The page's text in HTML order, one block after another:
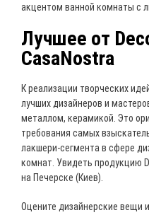
акцентом ванной комнаты с
Лучшее от
CasaNostra
К реализации творческих
лучших дизайнеров и
металлом, керамикой. Это
требования самых
лакшери-сегмента в сфере
комнат. Увидеть продукцию
на Печерске (Киев).
Оцените дизайнерские вещи